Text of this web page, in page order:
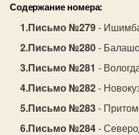
Содержание номера:
Письмо №279-
Письмо №280-
Письмо №281 -
Письмо №282-
Письмо №283-
Письмо №284-